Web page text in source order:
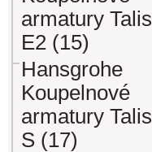
armatury Talis
E2 (15)
Hansgrohe
Koupelnové
armatury Talis
S (17)